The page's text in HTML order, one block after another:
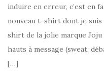
induire en erreur, c’est en
nouveau t-shirt dont je suis
shirt de la jolie marque
hauts à message (sweat,
[…]